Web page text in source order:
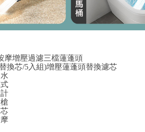
摩增壓過濾三檔蓮蓬頭
換芯/5入組)增壓蓮蓬頭替換濾芯